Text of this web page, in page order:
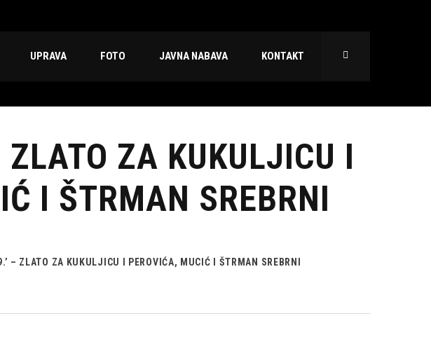
UPRAVA FOTO JAVNA NABAVA KONTAKT
ZLATO ZA KUKULJICU I
I ŠTRMAN SREBRNI
– ZLATO ZA KUKULJICU I PEROVIĆA, MUCIĆ I ŠTRMAN SREBRNI